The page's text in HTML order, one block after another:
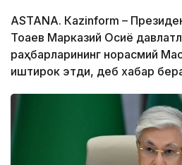
ASTANА. Кazinform –
Тоқаев Марказий Осиё
раҳбарларининг норасмий
иштирок этди, деб хабар